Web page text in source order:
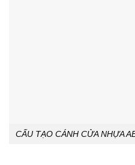
CẤU TẠO CÁNH CỬA NHỰA